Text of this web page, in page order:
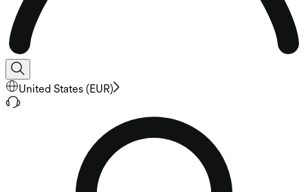
United States (EUR)